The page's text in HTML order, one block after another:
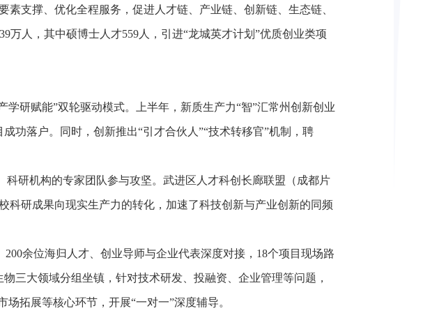
支撑、优化全程服务，促进人才链、产业链、创新链、生态链、
万人，其中硕博士人才559人，引进“龙城英才计划”优质创业类项
研赋能”双轮驱动模式。上半年，新质生产力“智”汇常州创新创业
功落户。同时，创新推出“引才合伙人”“技术转移官”机制，聘
研机构的专家团队参与攻坚。武进区人才科创长廊联盟（成都片
科研成果向现实生产力的转化，加速了科技创新与产业创新的同频
余位海归人才、创业导师与企业代表深度对接，18个项目现场路
三大领域分组坐镇，针对技术研发、投融资、企业管理等问题，
拓展等核心环节，开展“一对一”深度辅导。